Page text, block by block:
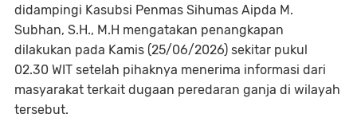
didampingi Kasubsi Penmas Sihumas Aipda M.
Subhan, S.H., M.H mengatakan penangkapan
dilakukan pada Kamis (25/06/2026) sekitar pukul
02.30 WIT setelah pihaknya menerima informasi dari
masyarakat terkait dugaan peredaran ganja di wilayah
tersebut.